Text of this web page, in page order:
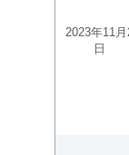
2023年11月
日